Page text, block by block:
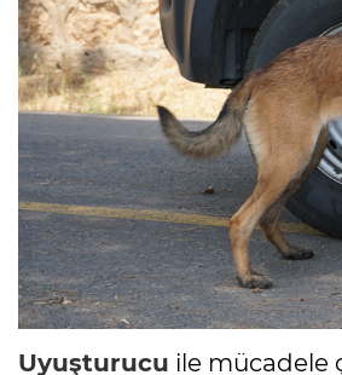
Uyuşturucu ile mücadele